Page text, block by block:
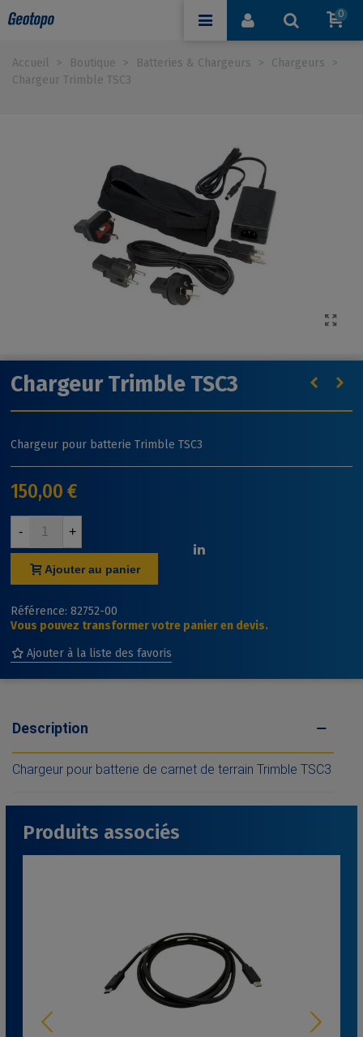
0
Accueil > Boutique > Batteries & Chargeurs > Chargeurs
>
Chargeur Trimble TSC3
Chargeur Trimble TSC3
Chargeur pour batterie Trimble TSC3
150,00 €
- +
Ajouter au panier
Référence: 82752-00
Vous pouvez transformer votre panier en devis.
Ajouter à la liste des favoris
Description
Chargeur pour batterie de carnet de terrain Trimble TSC3
Produits associés